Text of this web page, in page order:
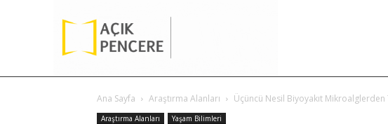
Ana Sayfa Araştırma Alanları Üçüncü Nesil Biyoyakıt
Araştırma Alanları Yaşam Bilimleri